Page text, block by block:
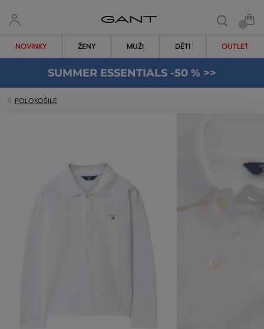
NOVINKY ŽENY MUŽI DĚTI OUTLET
SUMMER ESSENTIALS -50 % >>
POLOKOŠILE